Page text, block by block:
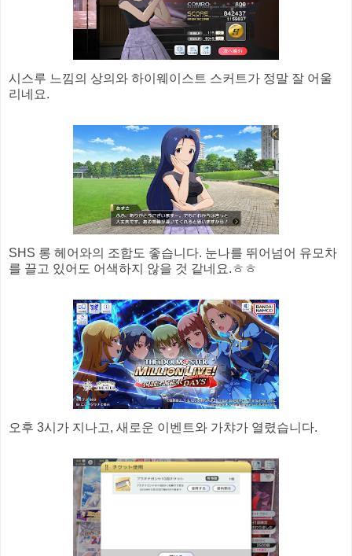
시스루 느낌의 상의와 하이웨이스트 스커트가 정말 잘 어울
리네요.
SHS 롱 헤어와의 조합도 좋습니다. 눈나를 뛰어넘어 유모차
를 끌고 있어도 어색하지 않을 것 같네요.ㅎㅎ
오후 3시가 지나고, 새로운 이벤트와 가챠가 열렸습니다.